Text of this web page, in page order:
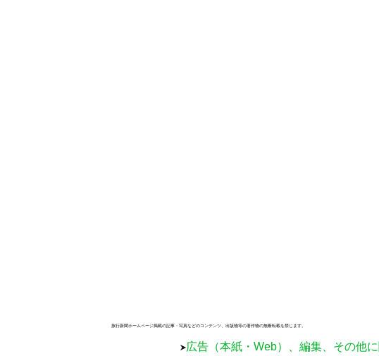
旅行新聞ホームページ掲載の記事・写真などのコンテンツ、出版物等の著作物の無断転載を禁じます。
広告（本紙・Web）、編集、その他